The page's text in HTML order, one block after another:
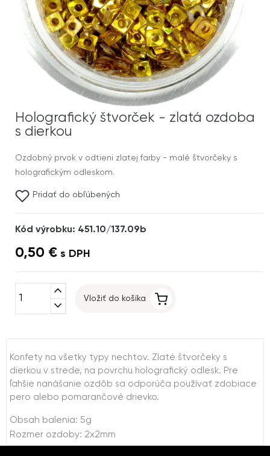
Holografický štvorček - zlatá ozdoba
s dierkou
Ozdobný prvok v odtieni zlatej farby - malé štvorčeky s
holografickým odleskom.
Pridať do obľúbených
Kód výrobku: 451.10/137.09b
0,50 € s DPH
expand_less
expand_more
Vložiť do košíka
Konfety na všetky typy nechtov. Zlaté štvorčeky s
dierkou v strede, na povrchu holografický odlesk. Pre
ľahšie nanášanie ozdôb sa odporúča používať zdobiace
pero alebo pomarančové drievko.
Obsah balenia: 5g
Rozmer ozdoby: 2x2mm